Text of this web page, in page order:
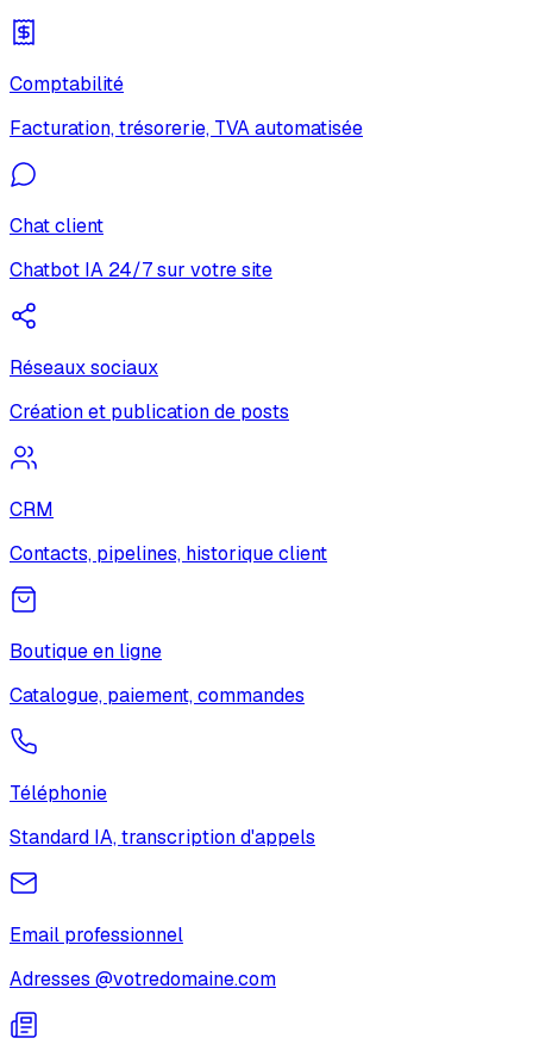
Comptabilité
Facturation, trésorerie, TVA automatisée
Chat client
Chatbot IA 24/7 sur votre site
Réseaux sociaux
Création et publication de posts
CRM
Contacts, pipelines, historique client
Boutique en ligne
Catalogue, paiement, commandes
Téléphonie
Standard IA, transcription d'appels
Email professionnel
Adresses @votredomaine.com